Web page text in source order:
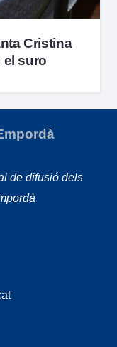
Cristina
el suro
de difusió dels